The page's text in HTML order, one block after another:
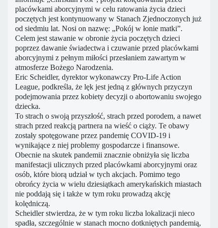
placówkami aborcyjnymi w celu ratowania życia dzieci
poczętych jest kontynuowany w Stanach Zjednoczonych już
od siedmiu lat. Nosi on nazwę: „Pokój w łonie matki”.
Celem jest stawanie w obronie życia poczętych dzieci
poprzez dawanie świadectwa i czuwanie przed placówkami
aborcyjnymi z pełnym miłości przesłaniem zawartym w
atmosferze Bożego Narodzenia.
Eric Scheidler, dyrektor wykonawczy Pro-Life Action
League, podkreśla, że lęk jest jedną z głównych przyczyn
podejmowania przez kobiety decyzji o abortowaniu swojego
dziecka.
To strach o swoją przyszłość, strach przed porodem, a nawet
strach przed reakcją partnera na wieść o ciąży. Te obawy
zostały spotęgowane przez pandemię COVID-19 i
wynikające z niej problemy gospodarcze i finansowe.
Obecnie na skutek pandemii znacznie obniżyła się liczba
manifestacji ulicznych przed placówkami aborcyjnymi oraz
osób, które biorą udział w tych akcjach. Pomimo tego
obrońcy życia w wielu dziesiątkach amerykańskich miastach
nie poddają się i także w tym roku prowadzą akcję
kolędniczą.
Scheidler stwierdza, że w tym roku liczba lokalizacji nieco
spadła, szczególnie w stanach mocno dotkniętych pandemią,